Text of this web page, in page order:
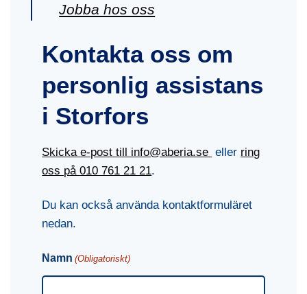
Jobba hos oss
Kontakta oss om
personlig assistans
i Storfors
Skicka e-post till info@aberia.se eller ring
oss på010 761 21 21.
Du kan också använda kontaktformuläret
nedan.
Namn (Obligatoriskt)